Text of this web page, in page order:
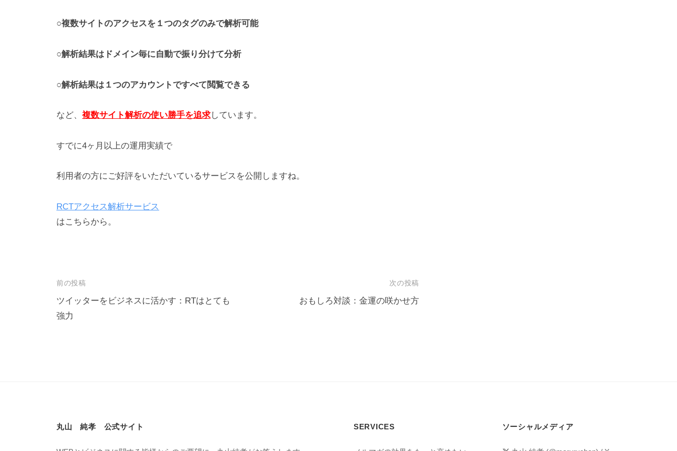
○複数サイトのアクセスを１つのタグのみで解析可能
○解析結果はドメイン毎に自動で振り分けて分析
○解析結果は１つのアカウントですべて閲覧できる
など、 複数サイト解析の使い勝手を追求しています。
すでに4ヶ月以上の運用実績で
利用者の方にご好評をいただいているサービスを公開しますね。
RCTアクセス解析サービス
はこちらから。
前の投稿
ツイッターをビジネスに活かす：RTはとても
強力
次の投稿
おもしろ対談：金運の咲かせ方
丸山 純孝 公式サイト SERVICES ソーシャルメディア